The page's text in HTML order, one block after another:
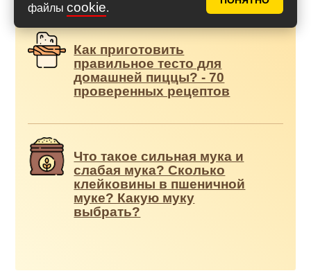
файлы cookie.
Как приготовить
правильное тесто для
домашней пиццы? - 70
проверенных рецептов
Что такое сильная мука и
слабая мука? Сколько
клейковины в пшеничной
муке? Какую муку
выбрать?